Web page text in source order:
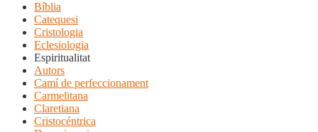
Bíblia
Catequesi
Cristologia
Eclesiologia
Espiritualitat
Autors
Camí de perfeccionament
Carmelitana
Claretiana
Cristocéntrica